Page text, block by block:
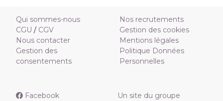
Qui sommes-nous
CGU / CGV
Nous contacter
Gestion des
consentements
Nos recrutements
Gestion des cookies
Mentions légales
Politique Données
Personnelles
Facebook
Un site du groupe